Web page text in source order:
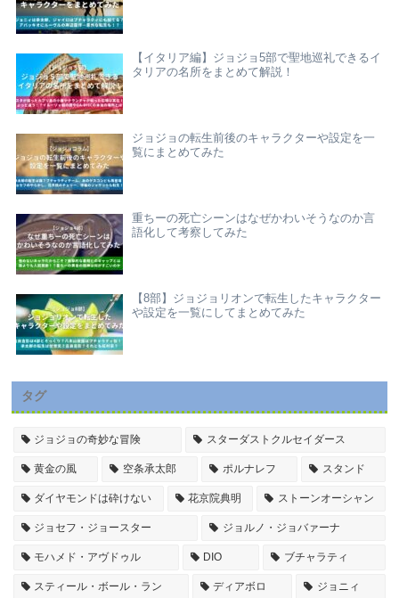
【イタリア編】ジョジョ5部で聖地巡礼できるイ
タリアの名所をまとめて解説！
ジョジョの転生前後のキャラクターや設定を一
覧にまとめてみた
重ちーの死亡シーンはなぜかわいそうなのか言
語化して考察してみた
【8部】ジョジョリオンで転生したキャラクター
や設定を一覧にしてまとめてみた
タグ
ジョジョの奇妙な冒険 スターダストクルセイダース
黄金の風 空条承太郎 ポルナレフ スタンド
ダイヤモンドは砕けない 花京院典明 ストーンオーシャン
ジョセフ・ジョースター ジョルノ・ジョバァーナ
モハメド・アヴドゥル DIO ブチャラティ
スティール・ボール・ラン ディアボロ ジョニィ